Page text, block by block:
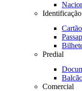
Identificação
Predial
Comercial